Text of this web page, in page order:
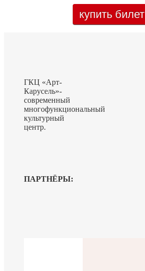
купить билет
ГКЦ «Арт-
Карусель»-
современный
многофункциональный
культурный
центр.
ПАРТНЁРЫ: